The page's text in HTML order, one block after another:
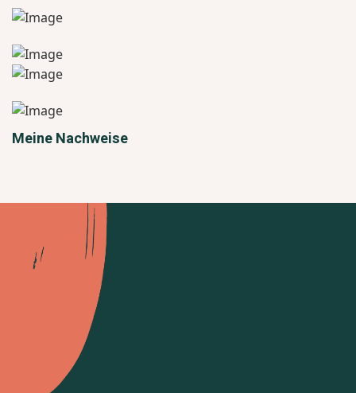
Meine Nachweise
Lass uns
miteinander handeln
Sie und Ihr Hund
KONTAKT ZU MIR